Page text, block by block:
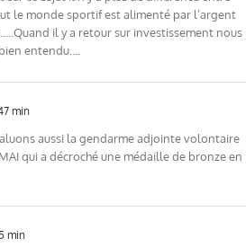
le monde sportif est alimenté par l’argent
il y a retour sur investissement nous
entendu….
min
aussi la gendarme adjointe volontaire
qui a décroché une médaille de bronze en
min